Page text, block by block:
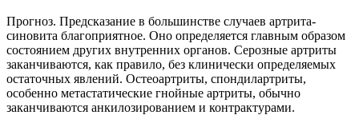
Прогноз. Предсказание в большинстве случаев артрита-
синовита благоприятное. Оно определяется главным образом
состоянием других внутренних органов. Серозные артриты
заканчиваются, как правило, без клинически определяемых
остаточных явлений. Остеоартриты, спондилартриты,
особенно метастатические гнойные артриты, обычно
заканчиваются анкилозированием и контрактурами.